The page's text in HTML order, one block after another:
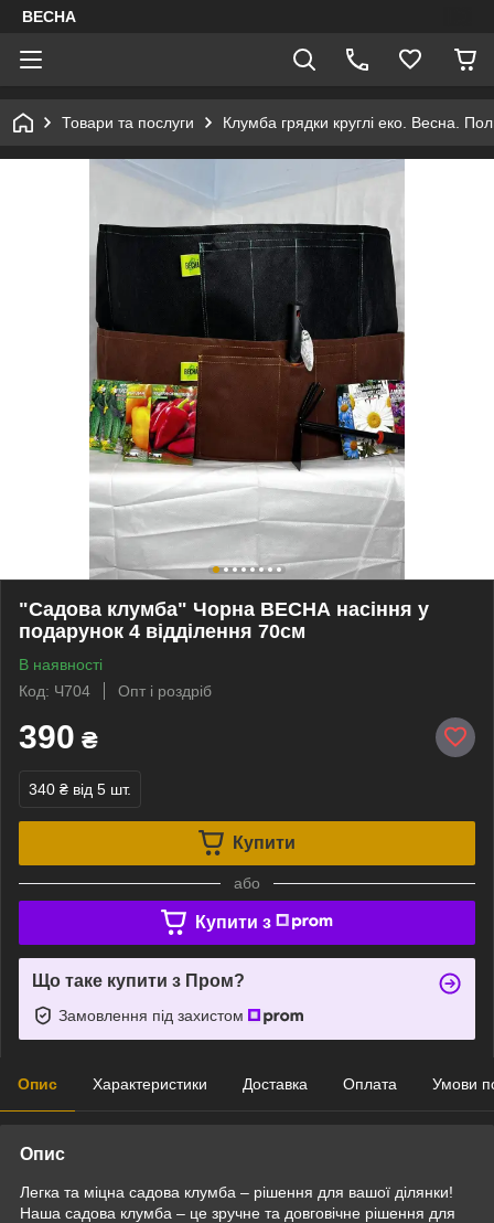
ВЕСНА
Товари та послуги Клумба грядки круглі еко. Весна.
"Садова клумба" Чорна ВЕСНА насіння у
подарунок 4 відділення 70см
В наявності
Код: Ч704
Опт і роздріб
390 ₴
340 ₴ від 5 шт.
Купити
або
Купити з
Що таке купити з Пром?
Замовлення під захистом
Опис Характеристики Доставка Оплата Умови
Опис
Легка та міцна садова клумба – рішення для вашої ділянки!
Наша садова клумба – це зручне та довговічне рішення для